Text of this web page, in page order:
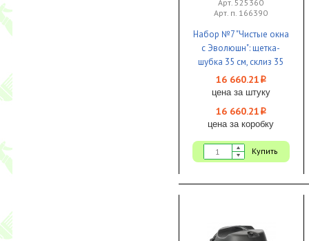
Арт. 525360
Арт. п. 166390
Набор №7 "Чистые окна
с Эволюшн": щетка-
шубка 35 см, склиз 35
см, скребок с лезвием,
ведро для мытья окон
телескопическая 2х125
см, салфетка
МикронКвик и
МикроТафф Бэйс 1/1
16 660.21 i
цена за штуку
16 660.21 i
цена за коробку
Купить